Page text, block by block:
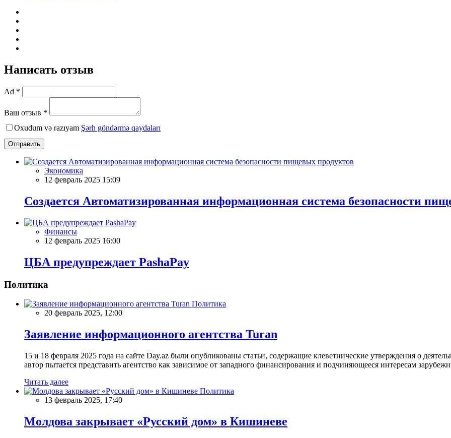
Написать отзыв
Ad *
Ваш отзыв *
Oxudum və razıyam Şərh göndərmə qaydaları
Отправить
Экономика
12 февраль 2025 15:09
Создается Автоматизированная информационная система безопасности
Финансы
12 февраль 2025 16:00
ЦБА предупреждает PashaPay
Политика
Политика
20 февраль 2025, 12:00
Заявление информационного агентства Turan
15 и 18 февраля 2025 года на сайте Day.az были опубликованы статьи, содержащие клеветнические утверждения о
автор пытается представить агентство как зависимое от западного финансирования и подчиняющееся интересам
Читать далее
Политика
13 февраль 2025, 17:40
Молдова закрывает «Русский дом» в Кишиневе